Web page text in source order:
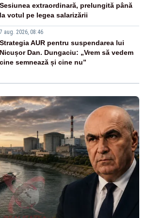
Sesiunea extraordinară, prelungită până
la votul pe legea salarizării
7 aug. 2026, 08:46
Strategia AUR pentru suspendarea lui
Nicușor Dan. Dungaciu: „Vrem să vedem
cine semnează și cine nu”